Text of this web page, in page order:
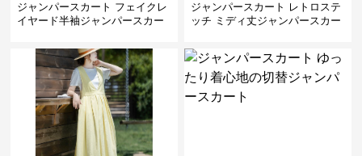
ジャンパースカート フェイクレ
イヤード半袖ジャンパースカー
ジャンパースカート レトロステ
ッチ ミディ丈ジャンパースカー